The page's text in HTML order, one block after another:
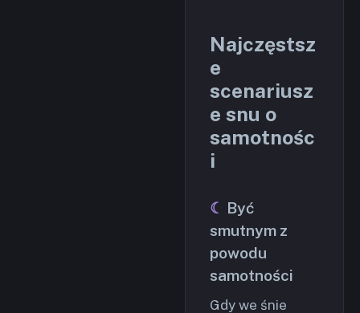
Najczęstsz
e
scenariusz
e snu o
samotnośc
i
Być
smutnym z
powodu
samotności
Gdy we śnie